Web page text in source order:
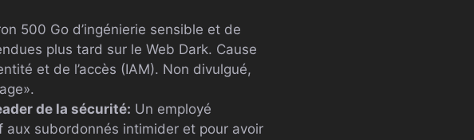
500 Go d’ingénierie sensible et de
plus tard sur le Web Dark. Cause
et de l’accès (IAM). Non divulgué,
de la sécurité: Un employé
aux subordonnés intimider et pour avoir